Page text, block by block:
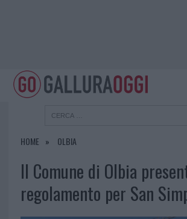
HOME OLBIA
Il Comune di Olbia
regolamento per San